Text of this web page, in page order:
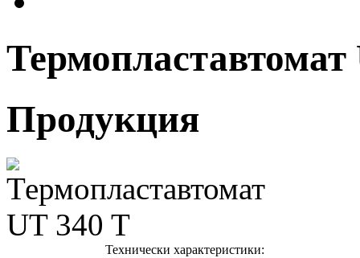
Термопластавтомат
Продукция
Технически характеристики: